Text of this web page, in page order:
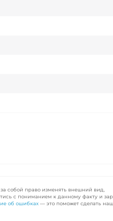
собой право изменять внешний вид,
с пониманием к данному факту и
об ошибках — это поможет сделать